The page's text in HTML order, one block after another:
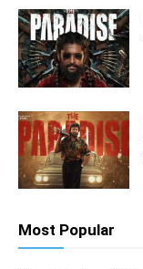
Most Popular